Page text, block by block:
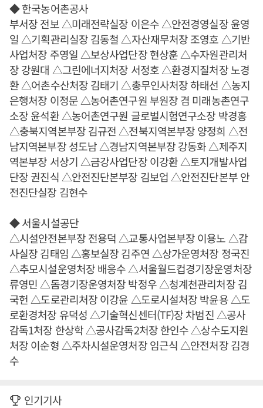
◆ 한국농어촌공사
부서장 전보 △미래전략실장 이은수 △안전경영실장 윤영
일 △기획관리실장 김동철 △자산재무처장 조영호 △기반
사업처장 주영일 △보상사업단장 현상훈 △수자원관리처
장 강원대 △그린에너지처장 서정호 △환경지질처장 노경
환 △어촌수산처장 김태기 △총무인사처장 하태선 △농지
은행처장 이정문 △농어촌연구원 부원장 겸 미래농촌연구
소장 윤석환 △농어촌연구원 글로벌시험연구소장 박경홍
△충북지역본부장 김규전 △전북지역본부장 양정희 △전
남지역본부장 성도남 △경남지역본부장 강동화 △제주지
역본부장 서상기 △금강사업단장 이강환 △토지개발사업
단장 권진식 △안전진단본부장 김보업 △안전진단본부 안
전진단실장 김현수
◆ 서울시설공단
△시설안전본부장 전용덕 △교통사업본부장 이용노 △감
사실장 김태임 △홍보실장 김주연 △상가운영처장 정국진
△추모시설운영처장 배응수 △서울월드컵경기장운영처장
류영민 △돔경기장운영처장 박정우 △청계천관리처장 김
국헌 △도로관리처장 이강윤 △도로시설처장 박윤용 △도
로환경처장 유덕성 △기술혁신센터(TF)장 차범진 △공사
감독1처장 한상학 △공사감독2처장 한인수 △상수도지원
처장 이순형 △주차시설운영처장 임근식 △안전처장 김경
수
인기기사